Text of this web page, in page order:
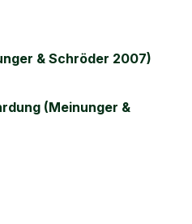
& Schröder 2007)
(Meinunger &